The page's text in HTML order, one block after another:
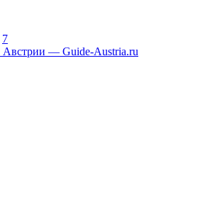
7
— Guide-Austria.ru